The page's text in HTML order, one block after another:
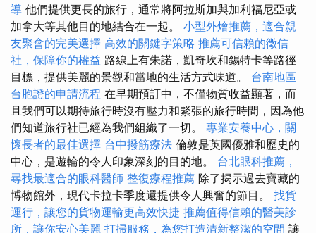
導 他們提供更長的旅行，通常將阿拉斯加與加利福尼亞或
加拿大等其他目的地結合在一起。 小型外燴推薦，適合親
友聚會的完美選擇 高效的關鍵字策略 推薦可信賴的徵信
社，保障你的權益 路線上有朱諾，凱奇坎和錫特卡等路徑
目標，提供美麗的景觀和當地的生活方式味道。 台南地區
台胞證的申請流程 在早期預訂中，不僅物質收益顯著，而
且我們可以期待旅行時沒有壓力和緊張的旅行時間，因為他
們知道旅行社已經為我們組織了一切。 專業安養中心，關
懷長者的最佳選擇 台中撥筋療法 倫敦是英國優雅和歷史的
中心，是遊輪的令人印象深刻的目的地。 台北眼科推薦，
尋找最適合的眼科醫師 整復療程推薦 除了揭示過去寶藏的
博物館外，現代卡拉卡季度還提供令人興奮的節目。 找貨
運行，讓您的貨物運輸更高效快捷 推薦值得信賴的醫美診
所，讓你安心美麗 打掃服務，為您打造清新整潔的空間 讓